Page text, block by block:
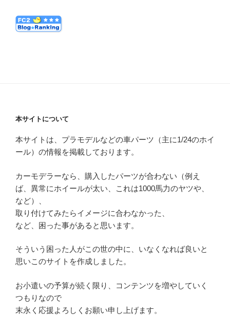
本サイトについて
本サイトは、プラモデルなどの車パーツ（主に1/24のホイ
ール）の情報を掲載しております。
カーモデラーなら、購入したパーツが合わない（例え
ば、異常にホイールが太い、これは1000馬力のヤツや、
など）、
取り付けてみたらイメージに合わなかった、
など、困った事があると思います。
そういう困った人がこの世の中に、いなくなれば良いと
思いこのサイトを作成しました。
お小遣いの予算が続く限り、コンテンツを増やしていく
つもりなので
末永く応援よろしくお願い申し上げます。